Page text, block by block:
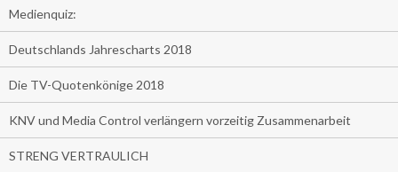
Medienquiz:
Deutschlands Jahrescharts 2018
Die TV-Quotenkönige 2018
KNV und Media Control verlängern vorzeitig Zusammenarbeit
STRENG VERTRAULICH